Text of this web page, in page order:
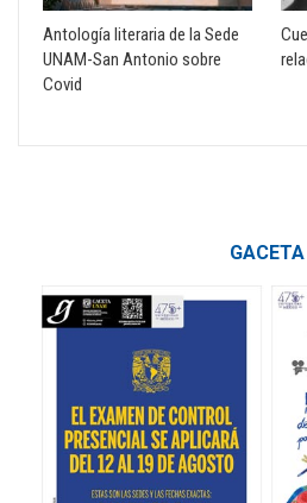
Antología literaria de la Sede
UNAM-San Antonio sobre
Covid
GACETA